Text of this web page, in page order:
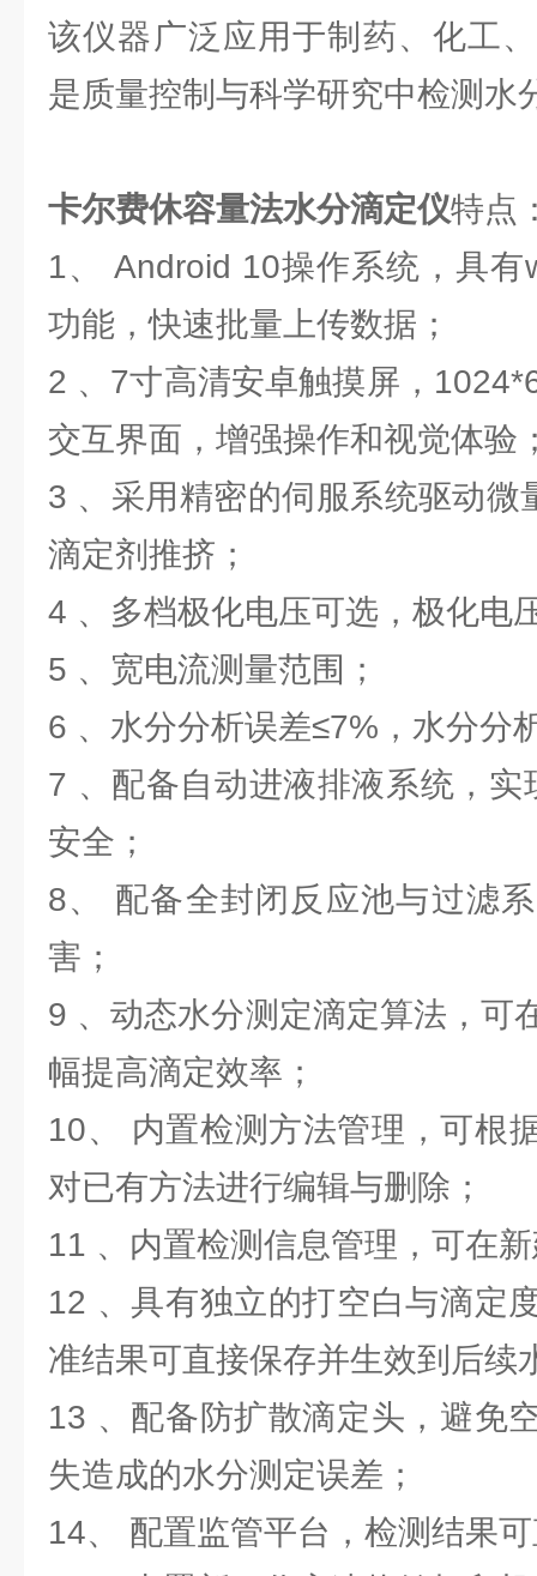
该仪器广泛应用于制药、化工
是质量控制与科学研究中检测水
卡尔费休容量法水分滴定仪特点
1、 Android 10操作系统，具
功能，快速批量上传数据；
2 、7寸高清安卓触摸屏，
交互界面，增强操作和视觉体验
3 、采用精密的伺服系统驱动微
滴定剂推挤；
4 、多档极化电压可选，极化电
5 、宽电流测量范围；
6 、水分分析误差≤7%，水分分
7 、配备自动进液排液系统，
安全；
8、 配备全封闭反应池与过滤
害；
9 、动态水分测定滴定算法，可
幅提高滴定效率；
10、 内置检测方法管理，可根
对已有方法进行编辑与删除；
11 、内置检测信息管理，可在
12 、具有独立的打空白与滴定
准结果可直接保存并生效到后续
13 、配备防扩散滴定头，避免
失造成的水分测定误差；
14、 配置监管平台，检测结果